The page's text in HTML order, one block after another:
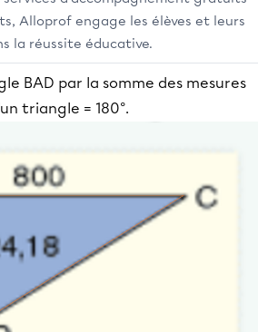
Alloprof engage les élèves et leurs
la réussite éducative.
BAD par la somme des mesures
triangle = 180°.